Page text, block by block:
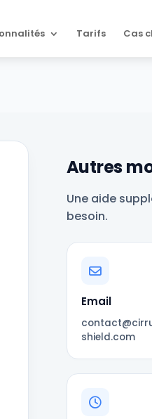
Tarifs Cas
Autres
Une aide
besoin.
Email
shield.com